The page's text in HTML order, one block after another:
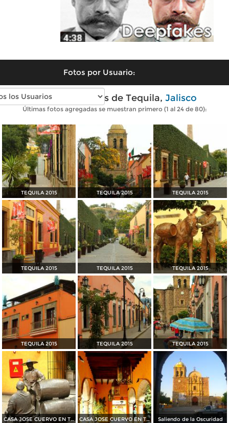
Fotos por Usuario:
Fotos modernas de Tequila, Jalisco
Últimas fotos agregadas se muestran primero (1 al 24 de 80):
TEQUILA 2015 TEQUILA 2015 TEQUILA 2015
TEQUILA 2015 TEQUILA 2015 TEQUILA 2015
TEQUILA 2015 TEQUILA 2015 TEQUILA 2015
CASA JOSE CUERVO EN TEQUILA 2015 CASA JOSE CUERVO EN TEQUILA 2015 Saliendo de la Oscuridad